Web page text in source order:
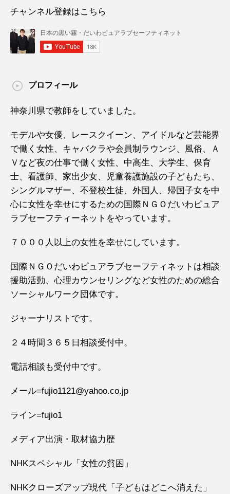
チャンネル登録はこちら
プロフィール
神奈川県で教師をしていました。
モデルや女優、レースクイーン、アイドルなど芸能界
で働く女性、キャバクラや会員制ラウンジ、風俗、Ａ
Ｖなど夜の仕事で働く女性、中高生、大学生、保育
士、看護師、家出少女、児童養護施設の子どもたち、
シングルマザー、不登校生徒、外国人、帰国子女を中
心に女性を幸せにするための国際ＮＧＯだいわピュア
ラブセーフティーネットをやっています。
７０００人以上の女性を幸せにしています。
国際ＮＧＯだいわピュアラブセーフティネットは相談
援助活動、心理カウンセリングなど女性のための総合
ソーシャルワーク団体です。
ジャーナリストです。
２４時間３６５日相談受付中。
電話相談も受付中です。
メール=fujio1121@yahoo.co.jp
ライン=fujio1
メディア出演・取材協力歴
NHKスペシャル「女性の貧困」
NHKクローズアップ現代「子どもはどこへ消えた」